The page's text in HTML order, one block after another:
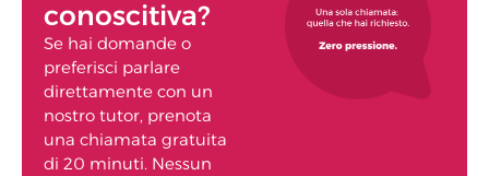
conoscitiva?
Se hai domande o
preferisci parlare
direttamente con un
nostro tutor, prenota
una chiamata gratuita
di 20 minuti. Nessun